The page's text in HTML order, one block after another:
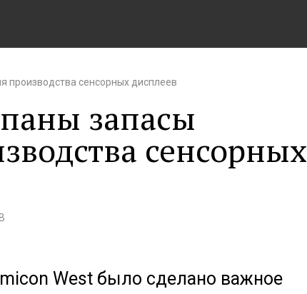
производства сенсорных дисплеев
запасы
сенсорных
West было сделано важное